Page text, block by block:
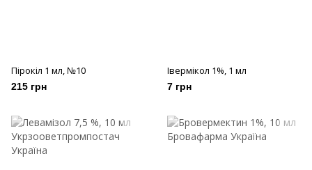
Пірокіл 1 мл, №10
215 грн
Івермікол 1%, 1 мл
7 грн